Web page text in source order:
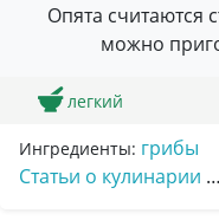
Опята считаются
можно
легкий
Ингредиенты: грибы
Статьи о кулинарии …